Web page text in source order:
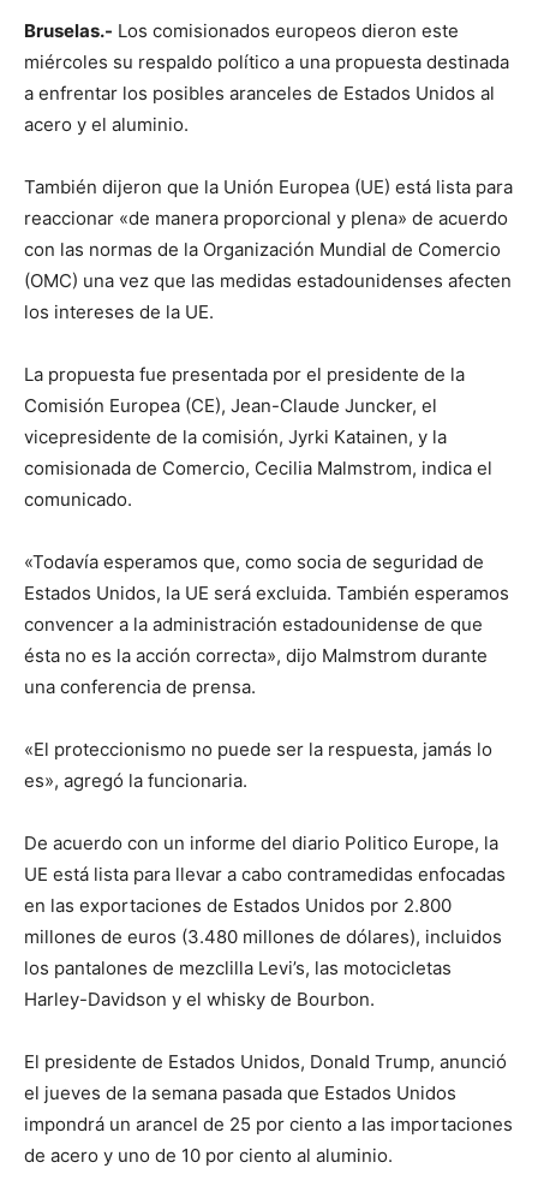
Bruselas.- Los comisionados europeos dieron este
miércoles su respaldo político a una propuesta destinada
a enfrentar los posibles aranceles de Estados Unidos al
acero y el aluminio.
También dijeron que la Unión Europea (UE) está lista para
reaccionar «de manera proporcional y plena» de acuerdo
con las normas de la Organización Mundial de Comercio
(OMC) una vez que las medidas estadounidenses afecten
los intereses de la UE.
La propuesta fue presentada por el presidente de la
Comisión Europea (CE), Jean-Claude Juncker, el
vicepresidente de la comisión, Jyrki Katainen, y la
comisionada de Comercio, Cecilia Malmstrom, indica el
comunicado.
«Todavía esperamos que, como socia de seguridad de
Estados Unidos, la UE será excluida. También esperamos
convencer a la administración estadounidense de que
ésta no es la acción correcta», dijo Malmstrom durante
una conferencia de prensa.
«El proteccionismo no puede ser la respuesta, jamás lo
es», agregó la funcionaria.
De acuerdo con un informe del diario Politico Europe, la
UE está lista para llevar a cabo contramedidas enfocadas
en las exportaciones de Estados Unidos por 2.800
millones de euros (3.480 millones de dólares), incluidos
los pantalones de mezclilla Levi’s, las motocicletas
Harley-Davidson y el whisky de Bourbon.
El presidente de Estados Unidos, Donald Trump, anunció
el jueves de la semana pasada que Estados Unidos
impondrá un arancel de 25 por ciento a las importaciones
de acero y uno de 10 por ciento al aluminio.